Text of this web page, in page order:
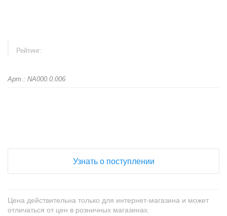
Рейтинг:
Арт.: NA000.0.006
Узнать о поступлении
Цена действительна только для интернет-магазина и может
отличаться от цен в розничных магазинах.